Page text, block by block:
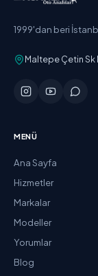
1999'dan beri
Maltepe Çetin Sk
MENÜ
Ana Sayfa
Hizmetler
Markalar
Modeller
Yorumlar
Blog